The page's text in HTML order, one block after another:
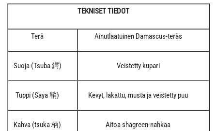
TEKNISET TIEDOT
Terä Ainutlaatuinen Damascus-teräs
Suoja (Tsuba 鍔) Veistetty kupari
Tuppi (Saya 鞘) Kevyt, lakattu, musta ja veistetty puu
Kahva (tsuka 柄)
Aitoa shagreen-nahkaa